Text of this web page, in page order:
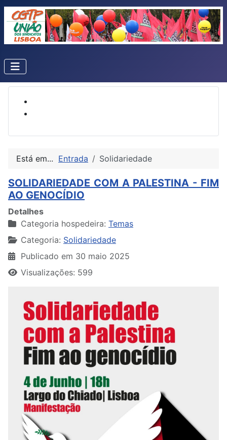
Está em... Entrada Solidariedade
SOLIDARIEDADE COM A PALESTINA - FIM
AO GENOCÍDIO
Detalhes
Categoria hospedeira: Temas
Categoria: Solidariedade
Publicado em 30 maio 2025
Visualizações: 599